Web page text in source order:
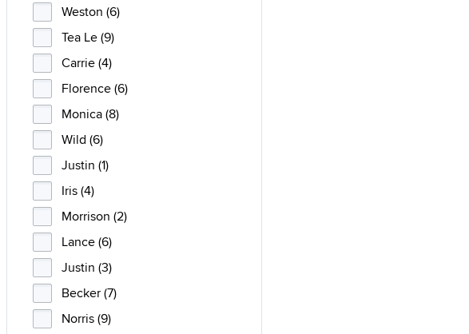
Weston (6)
Tea Le (9)
Carrie (4)
Florence (6)
Monica (8)
Wild (6)
Justin (1)
Iris (4)
Morrison (2)
Lance (6)
Justin (3)
Becker (7)
Norris (9)